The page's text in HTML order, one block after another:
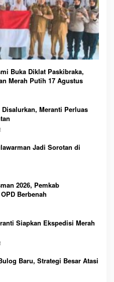
Buka Diklat Paskibraka,
Merah Putih 17 Agustus
Meranti Perluas
Jadi Sorotan di
2026, Pemkab
Berbenah
Siapkan Ekspedisi Merah
Baru, Strategi Besar Atasi